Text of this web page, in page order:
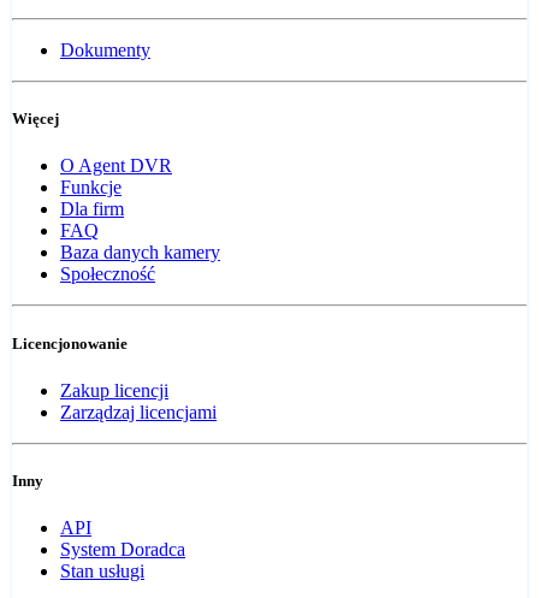
Dokumenty
Więcej
O Agent DVR
Funkcje
Dla firm
FAQ
Baza danych kamery
Społeczność
Licencjonowanie
Zakup licencji
Zarządzaj licencjami
Inny
API
System Doradca
Stan usługi